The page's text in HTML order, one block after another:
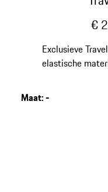
€
Exclusieve
elastische
Maat:-